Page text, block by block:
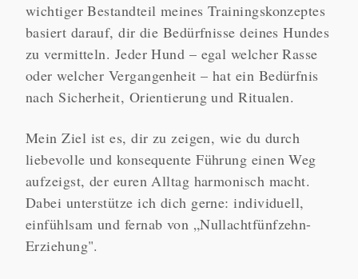
wichtiger Bestandteil meines Trainingskonzeptes
basiert darauf, dir die Bedürfnisse deines Hundes
zu vermitteln. Jeder Hund – egal welcher Rasse
oder welcher Vergangenheit – hat ein Bedürfnis
nach Sicherheit, Orientierung und Ritualen.
Mein Ziel ist es, dir zu zeigen, wie du durch
liebevolle und konsequente Führung einen Weg
aufzeigst, der euren Alltag harmonisch macht.
Dabei unterstütze ich dich gerne: individuell,
einfühlsam und fernab von „Nullachtfünfzehn-
Erziehung".